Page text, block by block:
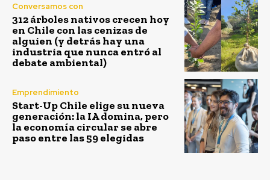
Conversamos con
312 árboles nativos crecen hoy
en Chile con las cenizas de
alguien (y detrás hay una
industria que nunca entró al
debate ambiental)
Emprendimiento
Start-Up Chile elige su nueva
generación: la IA domina, pero
la economía circular se abre
paso entre las 59 elegidas